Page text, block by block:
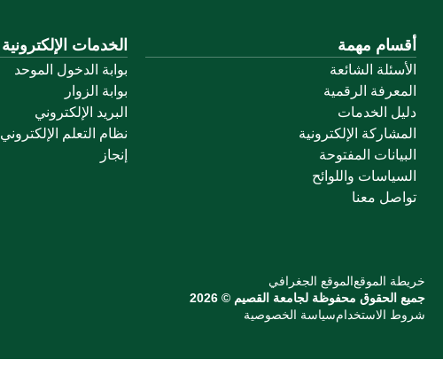
أقسام مهمة
الأسئلة الشائعة
المعرفة الرقمية
دليل الخدمات
المشاركة الإلكترونية
البيانات المفتوحة
السياسات واللوائح
تواصل معنا
الخدمات الإلكترونية
بوابة الدخول الموحد
بوابة الزوار
البريد الإلكتروني
نظام التعلم الإلكتروني
إنجاز
خريطة الموقعالموقع الجغرافي
جميع الحقوق محفوظة لجامعة القصيم © 2026
شروط الاستخدامسياسة الخصوصية